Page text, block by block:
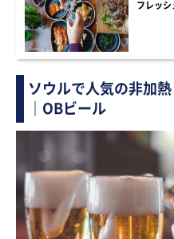
フレッシ
ソウルで人気の非加熱
｜OBビール